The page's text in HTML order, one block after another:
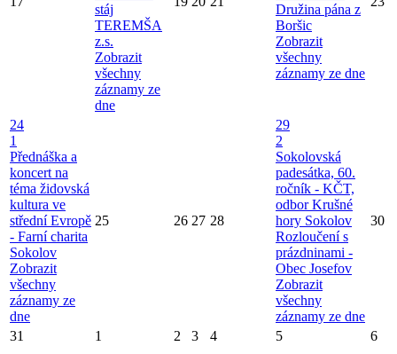
stáj
TEREMŠA
z.s.
Zobrazit
všechny
záznamy ze
dne
Družina pána z
Boršic
Zobrazit
všechny
záznamy ze dne
24
1
Přednáška a
koncert na
téma židovská
kultura ve
střední Evropě
- Farní charita
Sokolov
Zobrazit
všechny
záznamy ze
dne
25 26 27 28
29
2
Sokolovská
padesátka, 60.
ročník - KČT,
odbor Krušné
hory Sokolov
Rozloučení s
prázdninami -
Obec Josefov
Zobrazit
všechny
záznamy ze dne
30
31 1 2 3 4 5 6